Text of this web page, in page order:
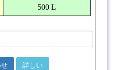
500 L
詳しい